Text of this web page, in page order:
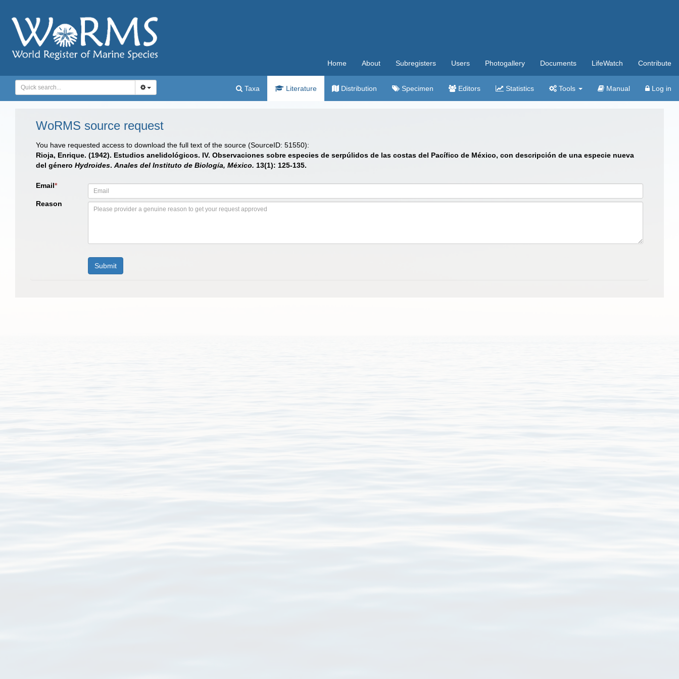
Home About Subregisters Users Photogallery Documents LifeWatch Contribute
Taxa Literature Distribution Specimen Editors Statistics Tools Manual Log in
WoRMS source request
You have requested access to download the full text of the source (SourceID: 51550):
Rioja, Enrique. (1942). Estudios anelidológicos. IV. Observaciones sobre especies de serpúlidos de las costas del Pacífico de México, con descripción de una especie nueva
del género Hydroides. Anales del Instituto de Biología, México. 13(1): 125-135.
Email*
Reason